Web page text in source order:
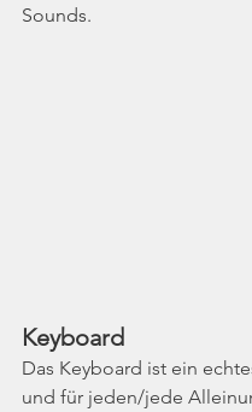
Sounds.
Keyboard
Das Keyboard ist ein
und für jeden/jede